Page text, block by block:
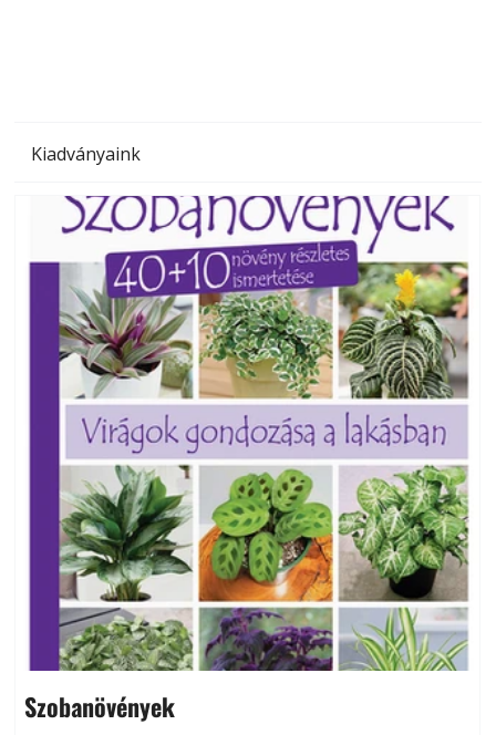
Kiadványaink
Szobanövények